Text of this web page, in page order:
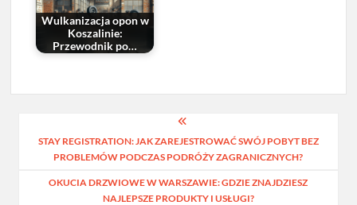
Wulkanizacja opon w
Koszalinie:
Przewodnik po…
wpisu
STAY REGISTRATION: JAK ZAREJESTROWAĆ SWÓJ POBYT BEZ
PROBLEMÓW PODCZAS PODRÓŻY ZAGRANICZNYCH?
OKUCIA DRZWIOWE W WARSZAWIE: GDZIE ZNAJDZIESZ
NAJLEPSZE PRODUKTY I USŁUGI?